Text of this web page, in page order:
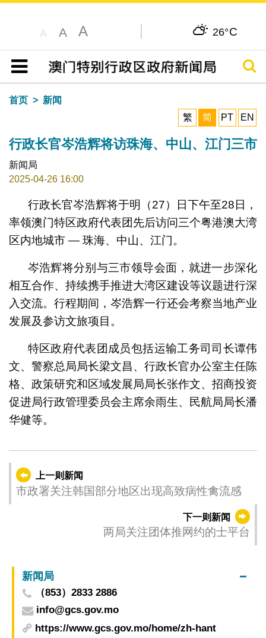
A A A 26°C
目录
搜寻
首页
新闻
繁
简 PT EN
行政长官岑浩辉将访珠海、中山、江门三市
新闻局
2025-04-26 16:00
行政长官岑浩辉将于明（27）日下午至28日，
率领澳门特区政府代表团先后访问三个粤港澳大湾
区内地城市 — 珠海、中山、江门。
岑浩辉将分别与三市领导会面，就进一步深化
相互合作、持续携手推进大湾区建设等议题进行深
入交流。行程期间，岑浩辉一行还会考察当地产业
发展及参访文旅项目。
特区政府代表团成员包括运输工务司司长谭伟
文、警察总局局长梁文昌、行政长官办公室主任陈
格、政策研究和区域发展局局长张作文、招商投资
促进局行政管理委员会主席余雨生、民航局局长潘
华健等。
上一则新闻
市政署关注韩国部分地区出现高致病性禽流感
下一则新闻
两局关注团体推网约的士平台
新闻局
（853）2833 2886
info@gcs.gov.mo
https://www.gcs.gov.mo/home/zh-hant